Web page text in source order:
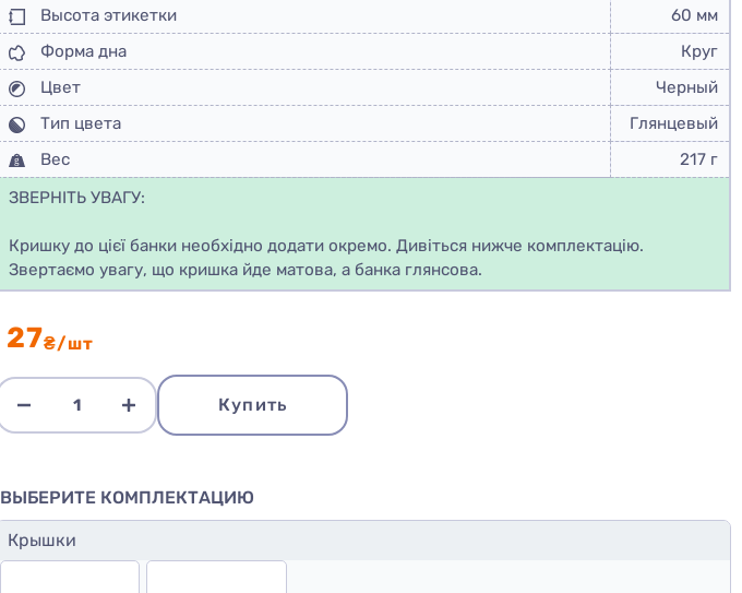
27₴/шт
Купить
Высота этикетки
60 мм
Форма дна
Круг
Цвет
Черный
Тип цвета
Глянцевый
Вес
217 г
ЗВЕРНІТЬ УВАГУ:
Кришку до цієї банки необхідно додати окремо. Дивіться нижче комплектацію.
Звертаємо увагу, що кришка йде матова, а банка глянсова.
ВЫБЕРИТЕ КОМПЛЕКТАЦИЮ
Крышки